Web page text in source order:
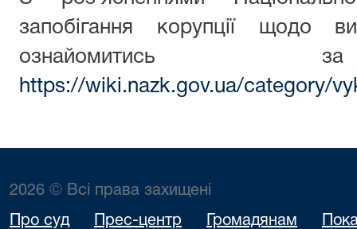
запобігання корупції щодо
ознайомитись
https://wiki.nazk.gov.ua/category/
2026 © Всі права захищені
Про суд Прес-центр Громадянам